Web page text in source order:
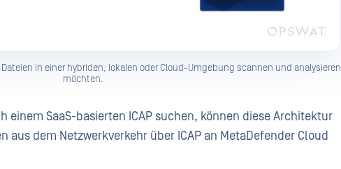
in einer hybriden, lokalen oder Cloud-Umgebung scannen und analysieren
möchten.
einem SaaS-basierten ICAP suchen, können diese Architektur
aus dem Netzwerkverkehr über ICAP an MetaDefender Cloud